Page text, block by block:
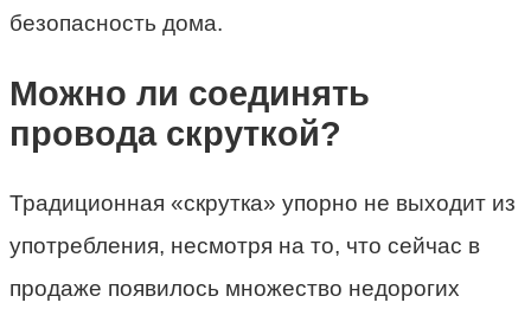
безопасность дома.
Можно ли соединять
провода скруткой?
Традиционная «скрутка» упорно не выходит из
употребления, несмотря на то, что сейчас в
продаже появилось множество недорогих